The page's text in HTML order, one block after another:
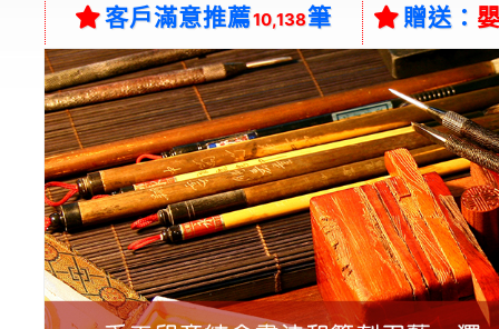
客戶滿意推薦10,138筆 贈送：